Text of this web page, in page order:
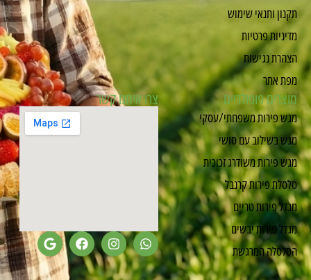
תקנון ותנאי שימוש
מדיניות פרטיות
הצהרת נגישות
מפת אתר
מוצרים פופולריים
מגש פירות משפחתי/עסקי
מגש בשילוב עם סושי
מגש פירות משודרג זכוכית
סלסלת פירות קרנבל
מגדל פירות טריים
מגדל פירות יבשים
הסלסלה המרגשת
צרו איתנו קשר